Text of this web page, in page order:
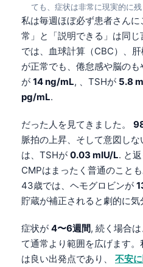
ても、症状は非常に現実的に
私は毎週ほぼ必ず患者さん
常」と「説明できる」は同
では、血球計算（CBC）、
が正常でも、倦怠感や脳の
が 14 ng/mL, 、TSHが 5.8
pg/mL.
だった人を見てきました。
脈拍の上昇、そして意図し
は、TSHが 0.03 mIU/L. と
CMPはまったく普通のこと
43歳では、ヘモグロビンが
貯蔵が補正されると劇的に
症状が 4〜6週間, 続く場合
て通常より範囲を広げます。
は良い出発点であり、 不安 ئۇيغۇرچە
Кыргызча
Беларуская мова
Esperanto
Frysk
Ślōnskŏ gŏdka